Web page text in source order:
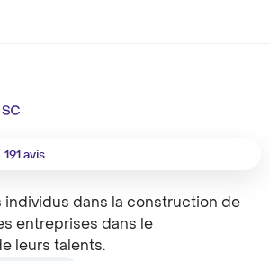
191 avis
dans la construction de
entreprises dans le
leurs talents.